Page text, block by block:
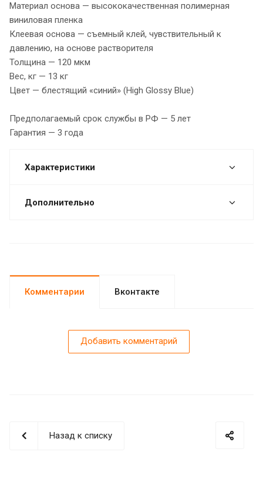
Материал основа — высококачественная полимерная
виниловая пленка
Клеевая основа — съемный клей, чувствительный к
давлению, на основе растворителя
Толщина — 120 мкм
Вес, кг — 13 кг
Цвет — блестящий «синий» (High Glossy Blue)
Предполагаемый срок службы в РФ — 5 лет
Гарантия — 3 года
Характеристики
Дополнительно
Комментарии Вконтакте
Добавить комментарий
Назад к списку